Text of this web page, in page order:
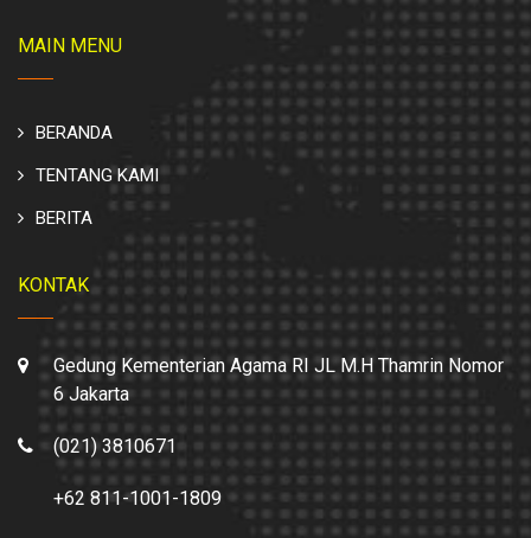
MAIN MENU
BERANDA
TENTANG KAMI
BERITA
KONTAK
Gedung Kementerian Agama RI JL M.H Thamrin Nomor
6 Jakarta
(021) 3810671
+62 811-1001-1809